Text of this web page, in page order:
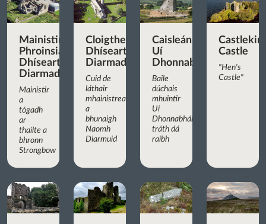
Mainistir
Phroinsiasach
Dhíseart
Diarmada
Mainistir
a
tógadh
ar
thailte a
bhronn
Strongbow
Cloigtheach
Dhíseart
Diarmada
Cuid de
láthair
mhainistreach
a
bhunaigh
Naomh
Diarmuid
Caisleán
Uí
Dhonnabháin
Baile
dúchais
mhuintir
Uí
Dhonnabháin
tráth dá
raibh
Castle
"Hen's
Castle"